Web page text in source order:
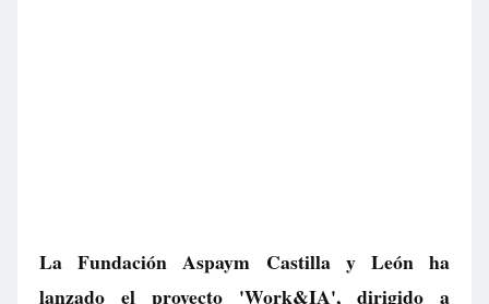
La Fundación Aspaym Castilla y León ha
lanzado el proyecto 'Work&IA', dirigido a